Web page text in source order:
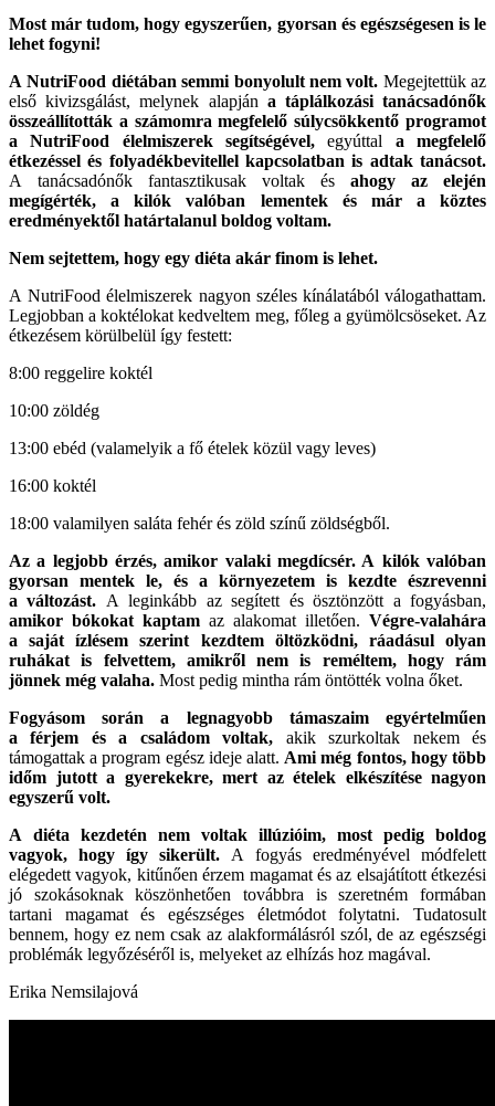
Most már tudom, hogy egyszerűen, gyorsan és egészségesen is le
lehet fogyni!
A NutriFood diétában semmi bonyolult nem volt. Megejtettük az
első kivizsgálást, melynek alapján a táplálkozási tanácsadónők
összeállították a számomra megfelelő súlycsökkentő programot
a NutriFood élelmiszerek segítségével,egyúttal a megfelelő
étkezéssel és folyadékbevitellel kapcsolatban is adtak tanácsot.
A tanácsadónők fantasztikusak voltak és ahogy az elején
megígérték, a kilók valóban lementek és már a köztes
eredményektől határtalanul boldog voltam.
Nem sejtettem, hogy egy diéta akár finom is lehet.
A NutriFood élelmiszerek nagyon széles kínálatából válogathattam.
Legjobban a koktélokat kedveltem meg, főleg a gyümölcsöseket. Az
étkezésem körülbelül így festett:
8:00 reggelire koktél
10:00 zöldég
13:00 ebéd (valamelyik a fő ételek közül vagy leves)
16:00 koktél
18:00 valamilyen saláta fehér és zöld színű zöldségből.
Az a legjobb érzés, amikor valaki megdícsér. A kilók valóban
gyorsan mentek le, és a környezetem is kezdte észrevenni
a változást. A leginkább az segített és ösztönzött a fogyásban,
amikor bókokat kaptam az alakomat illetően. Végre-valahára
a saját ízlésem szerint kezdtem öltözködni, ráadásul olyan
ruhákat is felvettem, amikről nem is reméltem, hogy rám
jönnek még valaha. Most pedig mintha rám öntötték volna őket.
Fogyásom során a legnagyobb támaszaim egyértelműen
a férjem és a családom voltak, akik szurkoltak nekem és
támogattak a program egész ideje alatt. Ami még fontos, hogy több
időm jutott a gyerekekre, mert az ételek elkészítése nagyon
egyszerű volt.
A diéta kezdetén nem voltak illúzióim, most pedig boldog
vagyok, hogy így sikerült. A fogyás eredményével módfelett
elégedett vagyok, kitűnően érzem magamat és az elsajátított étkezési
jó szokásoknak köszönhetően továbbra is szeretném formában
tartani magamat és egészséges életmódot folytatni. Tudatosult
bennem, hogy ez nem csak az alakformálásról szól, de az egészségi
problémák legyőzéséről is, melyeket az elhízás hoz magával.
Erika Nemsilajová